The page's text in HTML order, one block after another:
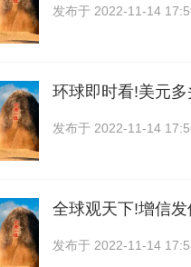
发布于 2022-11-14
环球即时看!美元
发布于 2022-11-14
全球观天下!增信
发布于 2022-11-14